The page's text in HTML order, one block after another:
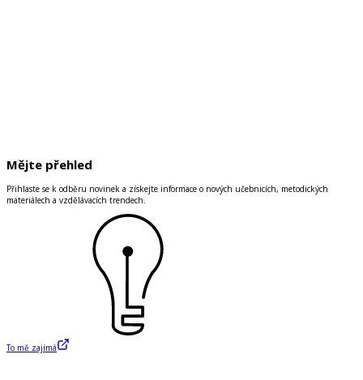
Mějte přehled
Přihlaste se k odběru novinek a získejte informace o nových učebnicích, metodických
materiálech a vzdělávacích trendech.
To mě zajímá